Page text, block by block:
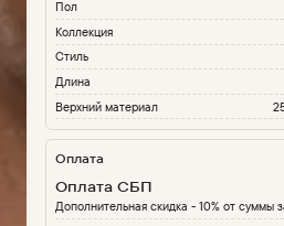
Пол
Коллекция
Стиль
Длина
Верхний материал
Оплата
Оплата СБП
Дополнительная скидка - 10% от суммы